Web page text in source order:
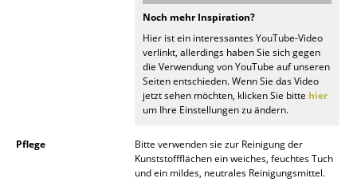
Nachttische & BettzubehörNoch mehr Inspiration?
Hier ist ein interessantes YouTube-Video
verlinkt, allerdings haben Sie sich gegen
die Verwendung von YouTube auf unseren
Seiten entschieden. Wenn Sie das Video
jetzt sehen möchten, klicken Sie bitte hier
um Ihre Einstellungen zu ändern.
Pflege
Bitte verwenden sie zur Reinigung der
Kunststoffflächen ein weiches, feuchtes Tuch
und ein mildes, neutrales Reinigungsmittel.